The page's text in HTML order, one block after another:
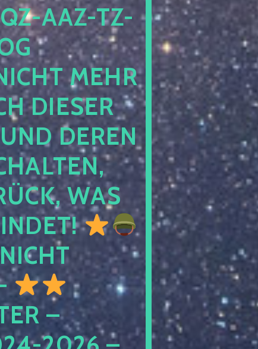
AAZ-TZ-HZ
MEHR BE
NA
DEREN KI
EH
WAS AU
– S